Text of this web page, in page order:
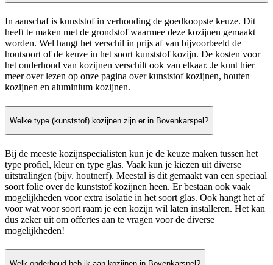
In aanschaf is kunststof in verhouding de goedkoopste keuze. Dit
heeft te maken met de grondstof waarmee deze kozijnen gemaakt
worden. Wel hangt het verschil in prijs af van bijvoorbeeld de
houtsoort of de keuze in het soort kunststof kozijn. De kosten voor
het onderhoud van kozijnen verschilt ook van elkaar. Je kunt hier
meer over lezen op onze pagina over kunststof kozijnen, houten
kozijnen en aluminium kozijnen.
Welke type (kunststof) kozijnen zijn er in Bovenkarspel?
Bij de meeste kozijnspecialisten kun je de keuze maken tussen het
type profiel, kleur en type glas. Vaak kun je kiezen uit diverse
uitstralingen (bijv. houtnerf). Meestal is dit gemaakt van een speciaal
soort folie over de kunststof kozijnen heen. Er bestaan ook vaak
mogelijkheden voor extra isolatie in het soort glas. Ook hangt het af
voor wat voor soort raam je een kozijn wil laten installeren. Het kan
dus zeker uit om offertes aan te vragen voor de diverse
mogelijkheden!